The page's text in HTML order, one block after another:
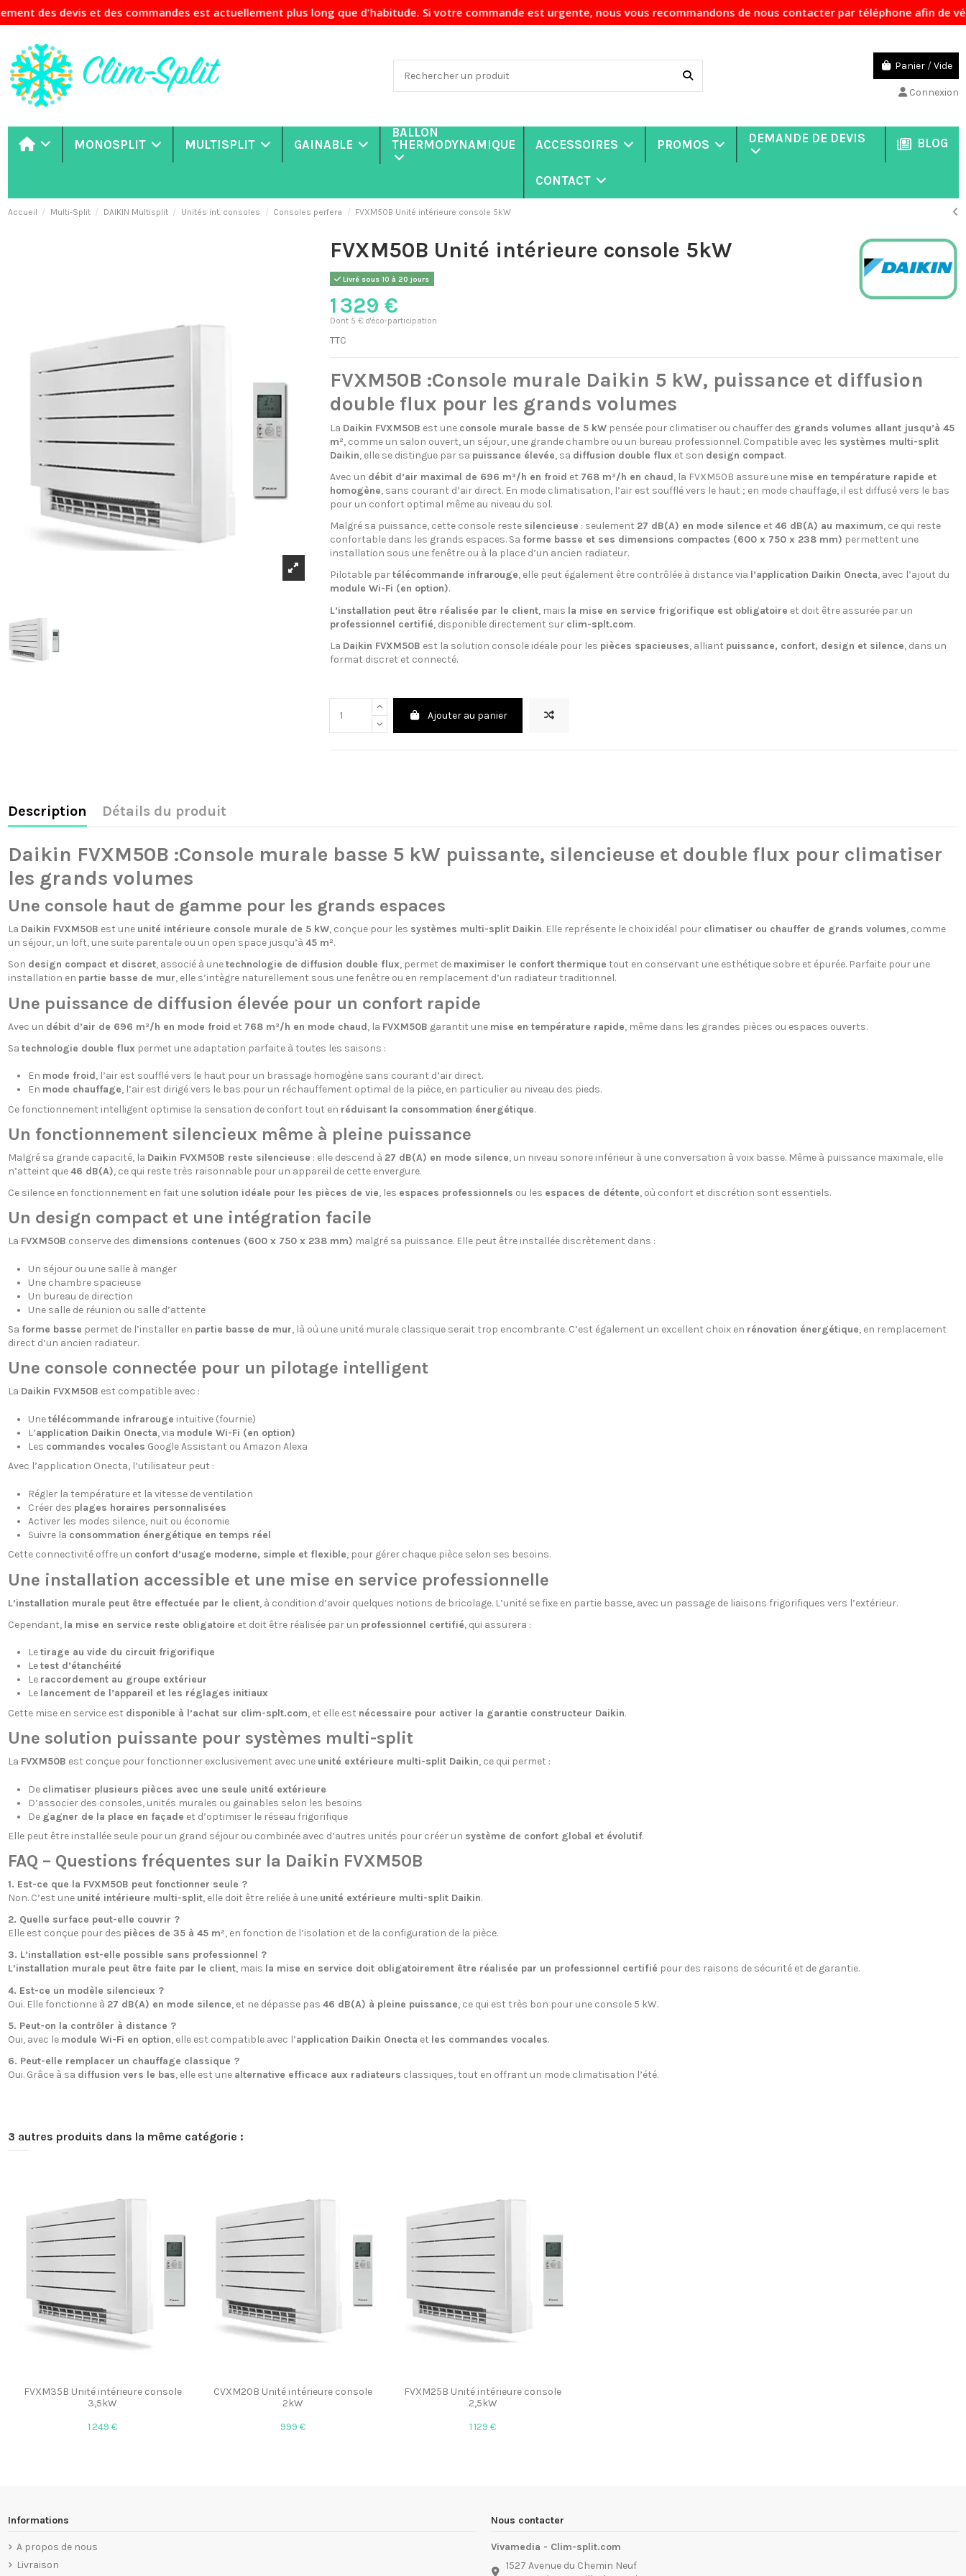
et des commandes est actuellement plus long que d'habitude. Si votre commande est urgente, nous vous recommandons de nous contacter par téléphone afin de vérifier la
Panier /Vide
Connexion
MONOSPLIT MULTISPLIT GAINABLE
BALLON
THERMODYNAMIQUE
ACCESSOIRES PROMOS DEMANDE DE DEVIS BLOG
CONTACT
Accueil Multi-Split DAIKIN Multisplit Unités int. consoles Consoles perfera FVXM50B Unité intérieure console 5kW
FVXM50B Unité intérieure console 5kW
Livré sous 10 à 20 jours
1 329 €
Dont 5 € d'éco-participation
TTC
FVXM50B :Console murale Daikin 5 kW, puissance et diffusion
double flux pour les grands volumes
La Daikin FVXM50B est une console murale basse de 5 kWpensée pour climatiser ou chauffer des grands volumes allant jusqu’à 45
m², comme un salon ouvert, un séjour, une grande chambre ou un bureau professionnel. Compatible avec les systèmes multi-split
Daikin, elle se distingue par sa puissance élevée, sa diffusion double fluxet son design compact.
Avec un débit d’air maximal de 696 m³/h en froid et 768 m³/h en chaud, la FVXM50B assure une mise en température rapide et
homogène, sans courant d’air direct. En mode climatisation, l’air est soufflé vers le haut ; en mode chauffage, il est diffusé vers le bas
pour un confort optimal même au niveau du sol.
Malgré sa puissance, cette console reste silencieuse : seulement 27 dB(A) en mode silence et 46 dB(A) au maximum, ce qui reste
confortable dans les grands espaces. Sa forme basse et ses dimensions compactes (600 x 750 x 238 mm) permettent une
installation sous une fenêtre ou à la place d’un ancien radiateur.
Pilotable partélécommande infrarouge, elle peut également être contrôlée à distance via l’application Daikin Onecta, avec l’ajout du
module Wi-Fi (en option).
L’installation peut être réalisée par le client, mais la mise en service frigorifique est obligatoire et doit être assurée par un
professionnel certifié, disponible directement sur clim-splt.com.
La Daikin FVXM50B est la solution console idéale pour les pièces spacieuses, alliant puissance, confort, design et silence, dans un
format discret et connecté.
Ajouter au panier
Description Détails du produit
Daikin FVXM50B :Console murale basse 5 kW puissante, silencieuse et double flux pour climatiser
les grands volumes
Une console haut de gamme pour les grands espaces
La Daikin FVXM50B est une unité intérieure console murale de 5 kW, conçue pour les systèmes multi-split Daikin. Elle représente le choix idéal pour climatiser ou chauffer de grands volumes, comme
un séjour, un loft, une suite parentale ou un open space jusqu’à 45 m².
Son design compact et discret, associé à unetechnologie de diffusion double flux, permet de maximiser le confort thermique tout en conservant une esthétique sobre et épurée. Parfaite pour une
installation en partie basse de mur, elle s’intègre naturellement sous une fenêtre ou en remplacement d’un radiateur traditionnel.
Une puissance de diffusion élevée pour un confort rapide
Avec un débit d’air de 696 m³/h en mode froid et 768 m³/h en mode chaud, la FVXM50B garantit une mise en température rapide, même dans les grandes pièces ou espaces ouverts.
Sa technologie double fluxpermet une adaptation parfaite à toutes les saisons :
En mode froid, l’air est soufflé vers le haut pour un brassage homogène sans courant d’air direct.
En mode chauffage, l’air est dirigé vers le bas pour un réchauffement optimal de la pièce, en particulier au niveau des pieds.
Ce fonctionnement intelligent optimise la sensation de confort tout en réduisant la consommation énergétique.
Un fonctionnement silencieux même à pleine puissance
Malgré sa grande capacité, la Daikin FVXM50B reste silencieuse : elle descend à 27 dB(A) en mode silence, un niveau sonore inférieur à une conversation à voix basse. Même à puissance maximale, elle
n’atteint que46 dB(A), ce qui reste très raisonnable pour un appareil de cette envergure.
Ce silence en fonctionnement en fait une solution idéale pour les pièces de vie, les espaces professionnels ou les espaces de détente, où confort et discrétion sont essentiels.
Un design compact et une intégration facile
La FVXM50B conserve des dimensions contenues (600 x 750 x 238 mm) malgré sa puissance. Elle peut être installée discrètement dans :
Un séjour ou une salle à manger
Une chambre spacieuse
Un bureau de direction
Une salle de réunion ou salle d’attente
Sa forme basse permet de l’installer en partie basse de mur, là où une unité murale classique serait trop encombrante. C’est également un excellent choix en rénovation énergétique, en remplacement
direct d’un ancien radiateur.
Une console connectée pour un pilotage intelligent
La Daikin FVXM50B est compatible avec :
Unetélécommande infrarouge intuitive (fournie)
L’application Daikin Onecta, via module Wi-Fi (en option)
Les commandes vocales Google Assistant ou Amazon Alexa
Avec l’application Onecta, l’utilisateur peut :
Régler la température et la vitesse de ventilation
Créer des plages horaires personnalisées
Activer les modes silence, nuit ou économie
Suivre la consommation énergétique en temps réel
Cette connectivité offre un confort d’usage moderne, simple et flexible, pour gérer chaque pièce selon ses besoins.
Une installation accessible et une mise en service professionnelle
L’installation murale peut être effectuée par le client, à condition d’avoir quelques notions de bricolage. L’unité se fixe en partie basse, avec un passage de liaisons frigorifiques vers l’extérieur.
Cependant, la mise en service reste obligatoire et doit être réalisée par un professionnel certifié, qui assurera :
Letirage au vide du circuit frigorifique
Letest d’étanchéité
Le raccordement au groupe extérieur
Le lancement de l’appareil et les réglages initiaux
Cette mise en service est disponible à l’achat sur clim-splt.com, et elle est nécessaire pour activer la garantie constructeur Daikin.
Une solution puissante pour systèmes multi-split
La FVXM50B est conçue pour fonctionner exclusivement avec une unité extérieure multi-split Daikin, ce qui permet :
De climatiser plusieurs pièces avec une seule unité extérieure
D’associer des consoles, unités murales ou gainables selon les besoins
De gagner de la place en façade et d’optimiser le réseau frigorifique
Elle peut être installée seule pour un grand séjour ou combinée avec d’autres unités pour créer un système de confort global et évolutif.
FAQ – Questions fréquentes sur la Daikin FVXM50B
1. Est-ce que la FVXM50B peut fonctionner seule ?
Non. C’est une unité intérieure multi-split, elle doit être reliée à une unité extérieure multi-split Daikin.
2. Quelle surface peut-elle couvrir ?
Elle est conçue pour des pièces de 35 à 45 m², en fonction de l’isolation et de la configuration de la pièce.
3. L’installation est-elle possible sans professionnel ?
L’installation murale peut être faite par le client, mais la mise en service doit obligatoirement être réalisée par un professionnel certifié pour des raisons de sécurité et de garantie.
4. Est-ce un modèle silencieux ?
Oui. Elle fonctionne à 27 dB(A) en mode silence, et ne dépasse pas 46 dB(A) à pleine puissance, ce qui est très bon pour une console 5 kW.
5. Peut-on la contrôler à distance ?
Oui, avec le module Wi-Fi en option, elle est compatible avec l’application Daikin Onecta et les commandes vocales.
6. Peut-elle remplacer un chauffage classique ?
Oui. Grâce à sa diffusion vers le bas, elle est une alternative efficace aux radiateurs classiques, tout en offrant un mode climatisation l’été.
3 autres produits dans la même catégorie :
FVXM35B Unité intérieure console
3,5kW
1 249 €
CVXM20B Unité intérieure console
2kW
999 €
FVXM25B Unité intérieure console
2,5kW
1 129 €
Informations
A propos de nous
Livraison
Nous contacter
Vivamedia - Clim-split.com
1527 Avenue du Chemin Neuf